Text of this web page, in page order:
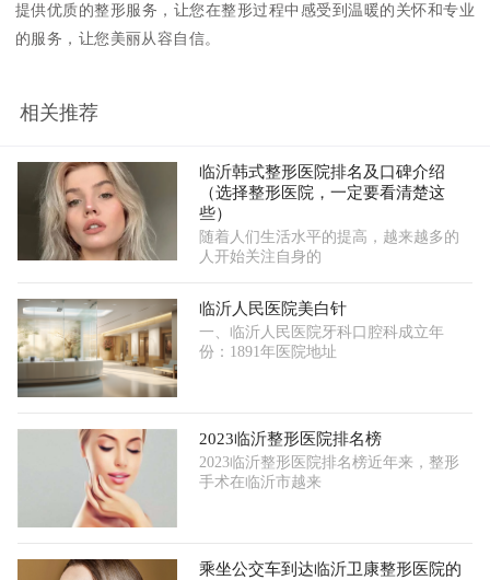
提供优质的整形服务，让您在整形过程中感受到温暖的关怀和专业
的服务，让您美丽从容自信。
相关推荐
临沂韩式整形医院排名及口碑介绍
（选择整形医院，一定要看清楚这
些）
随着人们生活水平的提高，越来越多的
人开始关注自身的
临沂人民医院美白针
一、临沂人民医院牙科口腔科成立年
份：1891年医院地址
2023临沂整形医院排名榜
2023临沂整形医院排名榜近年来，整形
手术在临沂市越来
乘坐公交车到达临沂卫康整形医院的